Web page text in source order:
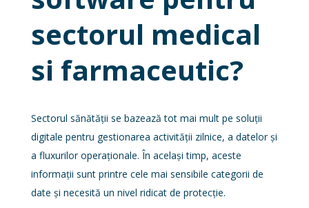
sectorul medical
si farmaceutic?
Sectorul sănătății se bazează tot mai mult pe soluții
digitale pentru gestionarea activității zilnice, a datelor și
a fluxurilor operaționale. În același timp, aceste
informații sunt printre cele mai sensibile categorii de
date și necesită un nivel ridicat de protecție.